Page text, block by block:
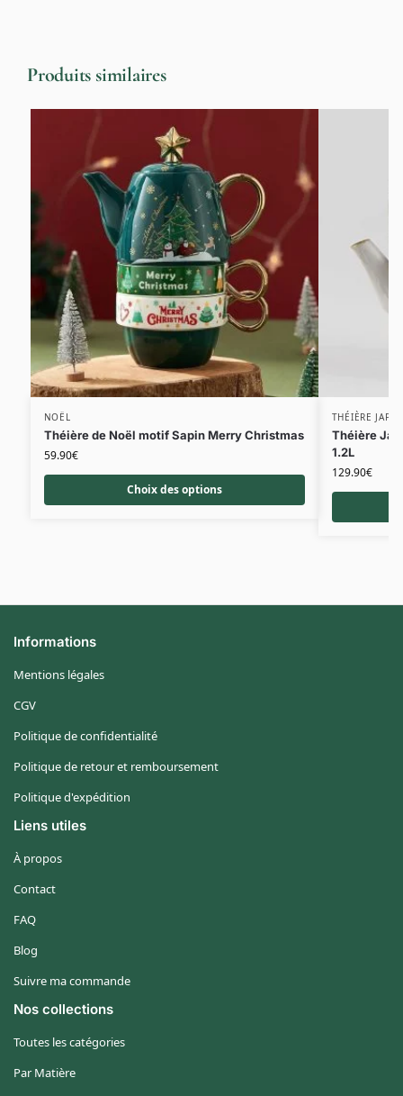
Produits similaires
NOËL
Théière de Noël motif Sapin Merry Christmas
59.90€
Choix des options
THÉIÈRE
Théière
1.2L
129.90€
Informations
Mentions légales
CGV
Politique de confidentialité
Politique de retour et remboursement
Politique d'expédition
Liens utiles
À propos
Contact
FAQ
Blog
Suivre ma commande
Nos collections
Toutes les catégories
Par Matière